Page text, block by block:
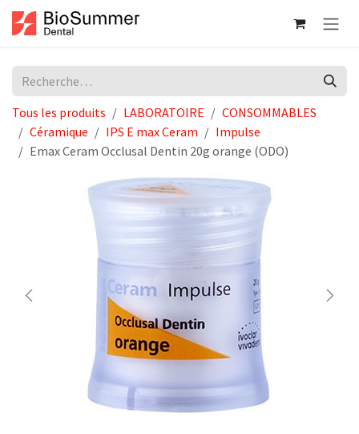
Se rendre au contenu
Tous les produits LABORATOIRE
CONSOMMABLES
Céramique
IPS E max Ceram
Impulse
Emax Ceram Occlusal Dentin 20g orange (ODO)